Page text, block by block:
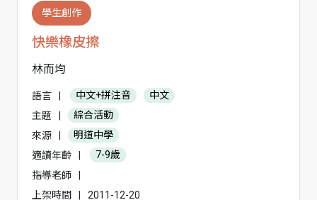
學生創作
快樂橡皮擦
林而均
語言 | 中文+拼注音
中文
主題
|
綜合活動
來源
|
明道中學
適讀年齡
|
7-9歲
指導老師
|
上架時間
| 2011-12-20